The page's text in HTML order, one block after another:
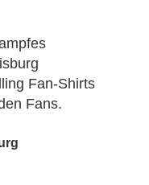
Fan-Shirts
Fans.